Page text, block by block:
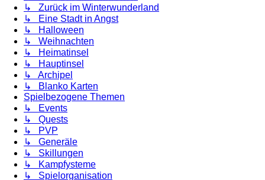
↳ Zurück im Winterwunderland
↳ Eine Stadt in Angst
↳ Halloween
↳ Weihnachten
↳ Heimatinsel
↳ Hauptinsel
↳ Archipel
↳ Blanko Karten
Spielbezogene Themen
↳ Events
↳ Quests
↳ PVP
↳ Generäle
↳ Skillungen
↳ Kampfysteme
↳ Spielorganisation